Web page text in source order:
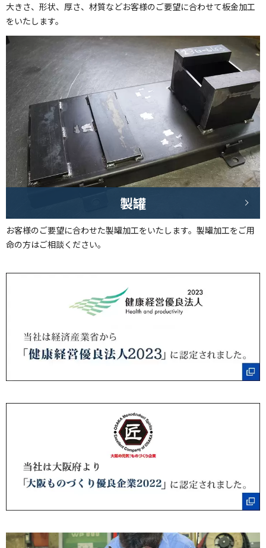
大きさ、形状、厚さ、材質などお客様のご要望に合わせて板金加工
をいたします。
製罐
お客様のご要望に合わせた製罐加工をいたします。製罐加工をご用
命の方はご相談ください。